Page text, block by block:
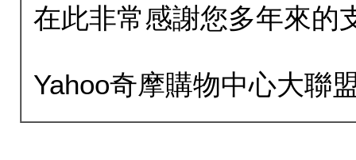
在此非常感謝您多年來的
Yahoo奇摩購物中心大